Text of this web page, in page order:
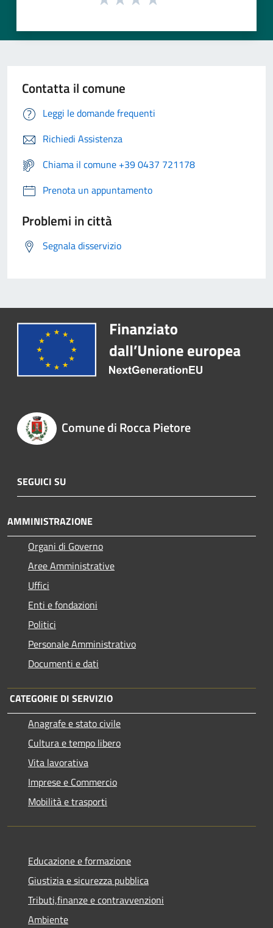
Contatta il comune
Leggi le domande frequenti
Richiedi Assistenza
Chiama il comune +39 0437 721178
Prenota un appuntamento
Problemi in città
Segnala disservizio
Comune di Rocca Pietore
SEGUICI SU
AMMINISTRAZIONE
Organi di Governo
Aree Amministrative
Uffici
Enti e fondazioni
Politici
Personale Amministrativo
Documenti e dati
CATEGORIE DI SERVIZIO
Anagrafe e stato civile
Cultura e tempo libero
Vita lavorativa
Imprese e Commercio
Mobilità e trasporti
Educazione e formazione
Giustizia e sicurezza pubblica
Tributi,finanze e contravvenzioni
Ambiente